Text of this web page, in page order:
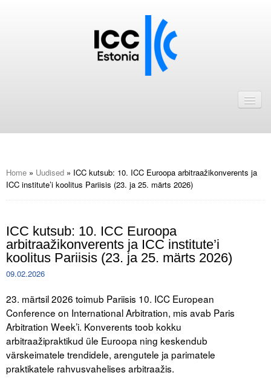
ICC Eesti liikmebaas
Kalender
ICC Eesti
Tegevused
Publikatsioonid
Arvamus
Viidad
Home » Uudised » ICC kutsub: 10. ICC Euroopa arbitraažikonverents ja
ICC institute’i koolitus Pariisis (23. ja 25. märts 2026)
ICC kutsub: 10. ICC Euroopa
arbitraažikonverents ja ICC institute’i
koolitus Pariisis (23. ja 25. märts 2026)
09.02.2026
23. märtsil 2026 toimub Pariisis 10. ICC European
Conference on International Arbitration, mis avab Paris
Arbitration Week’i. Konverents toob kokku
arbitraažipraktikud üle Euroopa ning keskendub
värskeimatele trendidele, arengutele ja parimatele
praktikatele rahvusvahelises arbitraažis.